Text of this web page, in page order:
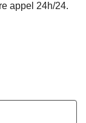
appel 24h/24.